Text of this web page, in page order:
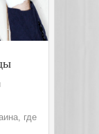
где